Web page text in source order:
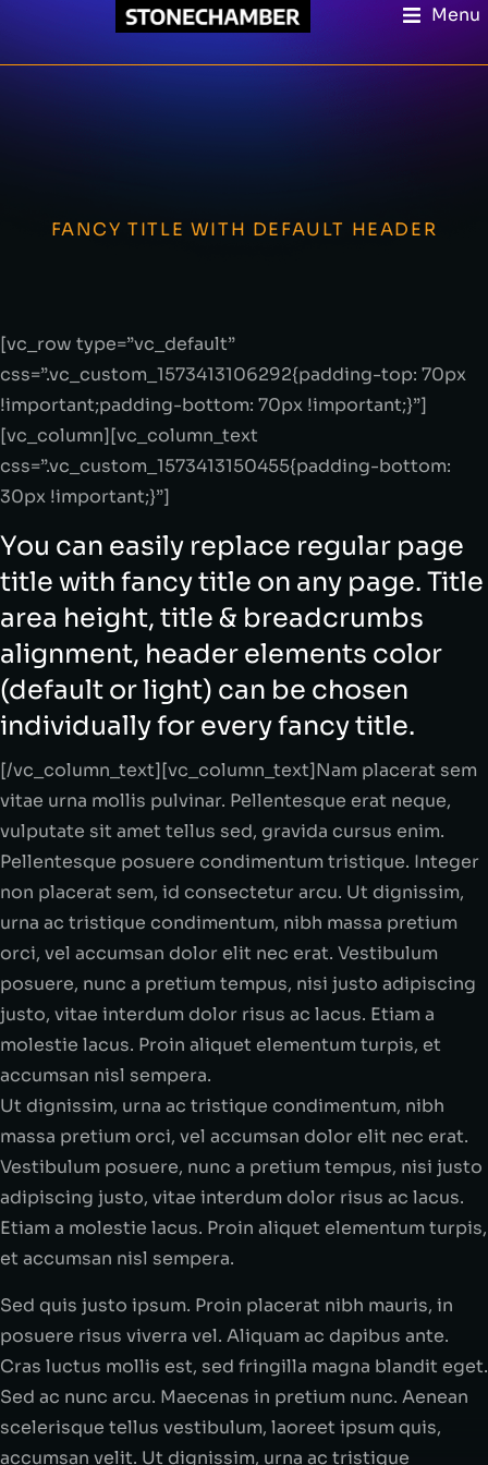
Menu
FANCY TITLE WITH DEFAULT HEADER
[vc_row type=”vc_default”
css=”.vc_custom_1573413106292{padding-top: 70px
!important;padding-bottom: 70px !important;}”]
[vc_column][vc_column_text
css=”.vc_custom_1573413150455{padding-bottom:
30px !important;}”]
You can easily replace regular page
title with fancy title on any page. Title
area height, title & breadcrumbs
alignment, header elements color
(default or light) can be chosen
individually for every fancy title.
[/vc_column_text][vc_column_text]Nam placerat sem
vitae urna mollis pulvinar. Pellentesque erat neque,
vulputate sit amet tellus sed, gravida cursus enim.
Pellentesque posuere condimentum tristique. Integer
non placerat sem, id consectetur arcu. Ut dignissim,
urna ac tristique condimentum, nibh massa pretium
orci, vel accumsan dolor elit nec erat. Vestibulum
posuere, nunc a pretium tempus, nisi justo adipiscing
justo, vitae interdum dolor risus ac lacus. Etiam a
molestie lacus. Proin aliquet elementum turpis, et
accumsan nisl sempera.
Ut dignissim, urna ac tristique condimentum, nibh
massa pretium orci, vel accumsan dolor elit nec erat.
Vestibulum posuere, nunc a pretium tempus, nisi justo
adipiscing justo, vitae interdum dolor risus ac lacus.
Etiam a molestie lacus. Proin aliquet elementum turpis,
et accumsan nisl sempera.
Sed quis justo ipsum. Proin placerat nibh mauris, in
posuere risus viverra vel. Aliquam ac dapibus ante.
Cras luctus mollis est, sed fringilla magna blandit eget.
Sed ac nunc arcu. Maecenas in pretium nunc. Aenean
scelerisque tellus vestibulum, laoreet ipsum quis,
accumsan velit. Ut dignissim, urna ac tristique